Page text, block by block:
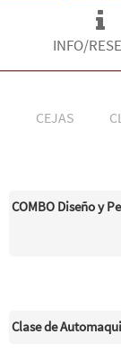
INFO/
CEJAS
COMBO Diseño y
Clase de